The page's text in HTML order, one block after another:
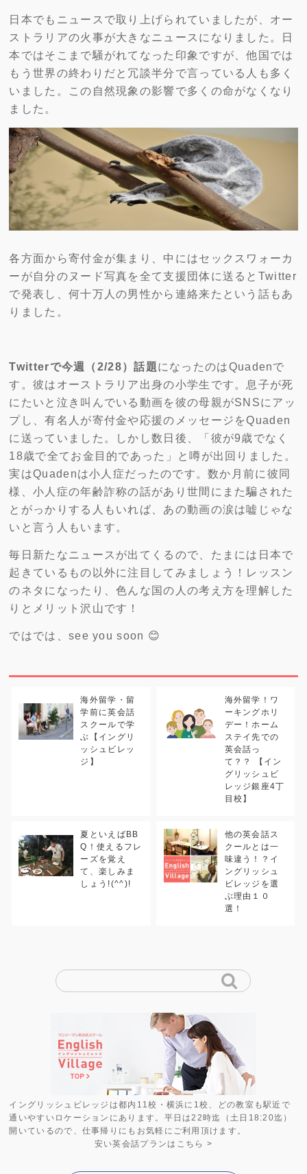
日本でもニュースで取り上げられていましたが、オー
ストラリアの火事が大きなニュースになりました。日
本ではそこまで騒がれてなった印象ですが、他国では
もう世界の終わりだと冗談半分で言っている人も多く
いました。この自然現象の影響で多くの命がなくなり
ました。
各方面から寄付金が集まり、中にはセックスワォーカ
ーが自分のヌード写真を全て支援団体に送るとTwitter
で発表し、何十万人の男性から連絡来たという話もあ
りました。
Twitterで今週（2/28）話題になったのはQuadenで
す。彼はオーストラリア出身の小学生です。息子が死
にたいと泣き叫んでいる動画を彼の母親がSNSにアッ
プし、有名人が寄付金や応援のメッセージをQuaden
に送っていました。しかし数日後、「彼が9歳でなく
18歳で全てお金目的であった」と噂が出回りました。
実はQuadenは小人症だったのです。数か月前に彼同
様、小人症の年齢詐称の話があり世間にまた騙された
とがっかりする人もいれば、あの動画の涙は嘘じゃな
いと言う人もいます。
毎日新たなニュースが出てくるので、たまには日本で
起きているもの以外に注目してみましょう！レッスン
のネタになったり、色んな国の人の考え方を理解した
りとメリット沢山です！
ではでは、see you soon 😊
海外留学・留
学前に英会話
スクールで学
ぶ【イングリ
ッシュビレッ
ジ】
海外留学！ワ
ーキングホリ
デー！ホーム
ステイ先での
英会話っ
て？？ 【イン
グリッシュビ
レッジ銀座4丁
目校】
夏といえばBB
Q！使えるフレ
ーズを覚え
て、楽しみま
しょう!(^^)!
他の英会話ス
クールとは一
味違う！？イ
ングリッシュ
ビレッジを選
ぶ理由１０
選！
イングリッシュビレッジは都内11校・横浜に1校、どの教室も駅近で
通いやすいロケーションにあります。平日は22時迄（土日18:20迄）
開いているので、仕事帰りにもお気軽にご利用頂けます。
安い英会話プラン はこちら >